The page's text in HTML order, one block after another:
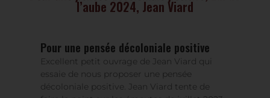
Pour une pensée décoloniale positive
Excellent petit ouvrage de Jean Viard qui